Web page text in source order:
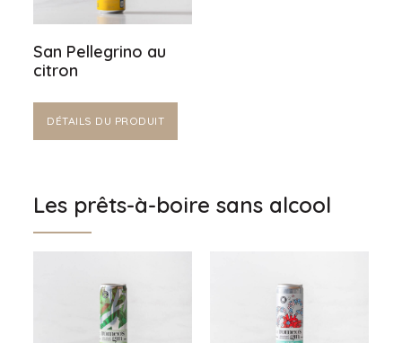
San Pellegrino au
citron
DÉTAILS DU PRODUIT
Les prêts-à-boire sans alcool